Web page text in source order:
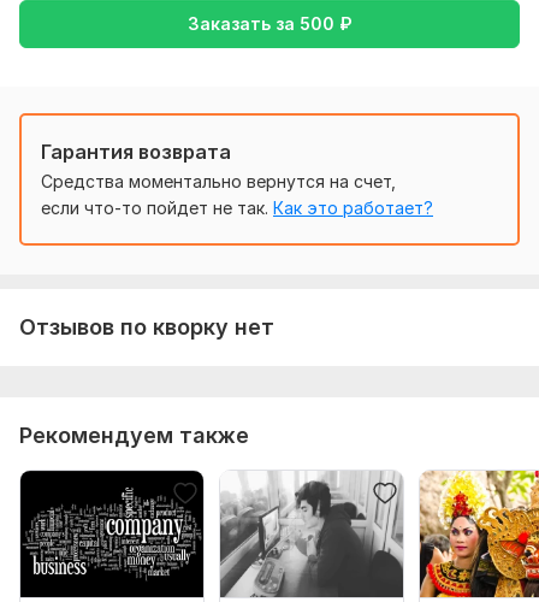
Тематика:
с Русского на Английский
Объем услуги в кворке:
Заказать за 500 ₽
Гарантия возврата
Средства моментально вернутся на счет,
если что-то пойдет не так. Как это работает?
Отзывов по кворку нет
Рекомендуем также